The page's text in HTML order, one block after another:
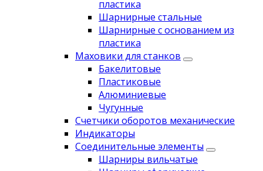
пластика
Шарнирные стальные
Шарнирные с основанием из
пластика
Маховики для станков
Бакелитовые
Пластиковые
Алюминиевые
Чугунные
Счетчики оборотов механические
Индикаторы
Соединительные элементы
Шарниры вильчатые